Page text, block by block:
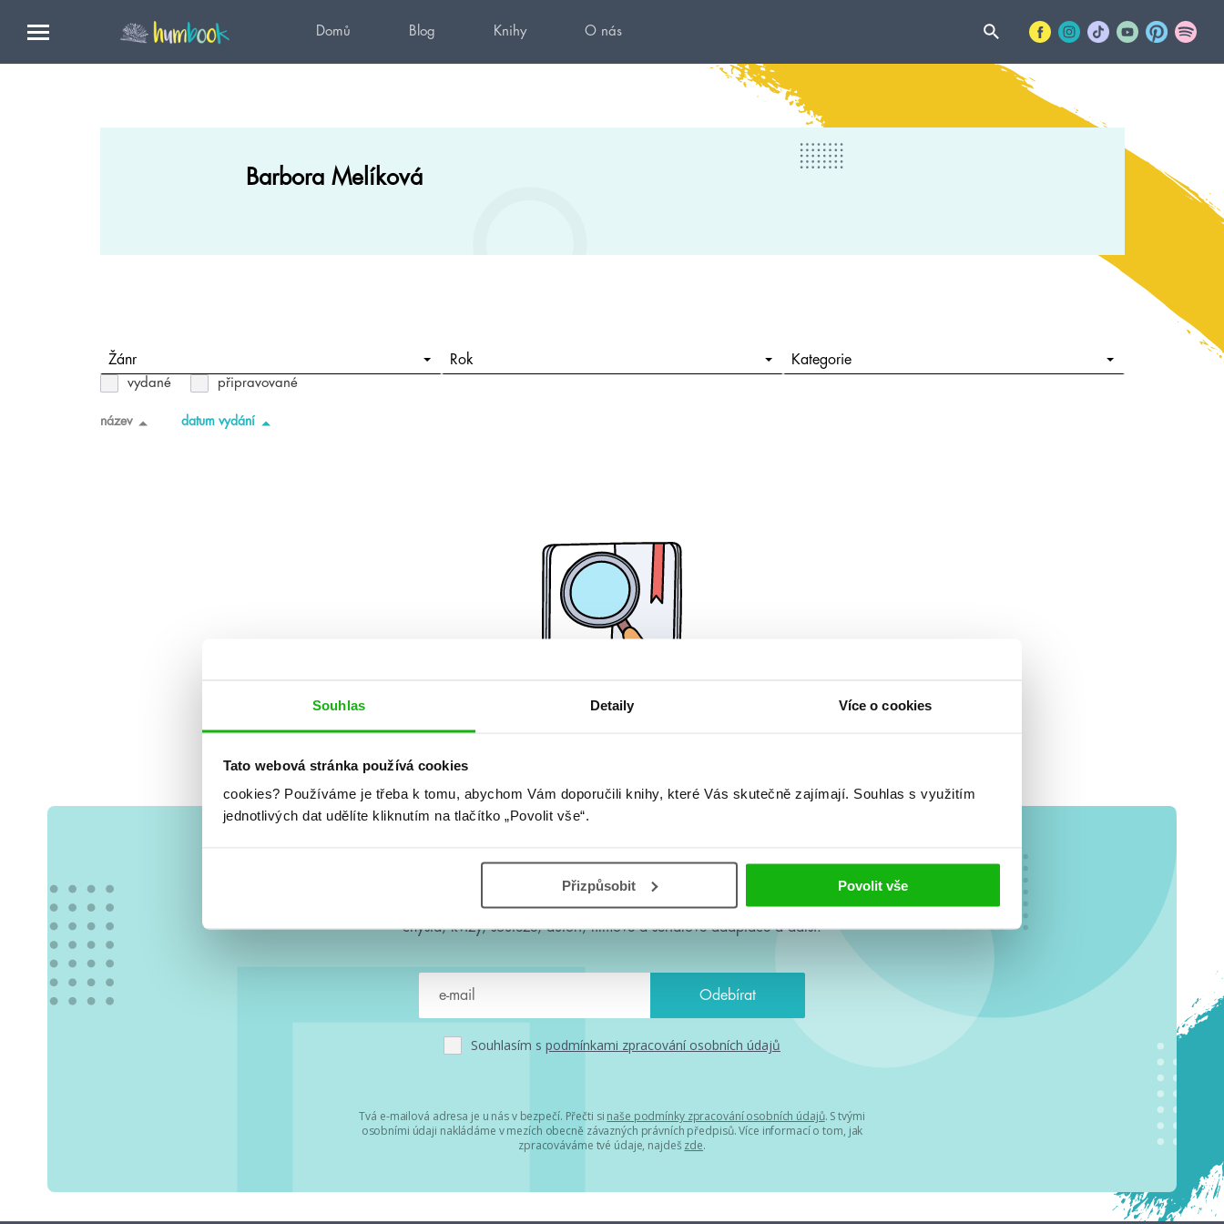
Souhlas Detaily Více o cookies
Tato webová stránka používá cookies
cookies? Používáme je třeba k tomu, abychom Vám doporučili knihy, které Vás skutečně zajímají. Souhlas s využitím
jednotlivých dat udělíte kliknutím na tlačítko „Povolit vše“.
Přizpůsobit Povolit vše
Domů Blog Knihy O nás
Barbora Melíková
Žánr Rok Kategorie
vydané připravované
název datum vydání
#HumbookNews
Vše kolem #youngadult každý měsíc rovnou do mailu! Nové knihy, co se
chystá, kvízy, soutěže, autoři, filmové a seriálové adaptace a další.
Souhlasím s podmínkami zpracování osobních údajů
Tvá e-mailová adresa je u nás v bezpečí. Přečti si naše podmínky zpracování osobních údajů. S tvými
osobními údaji nakládáme v mezích obecně závazných právních předpisů. Více informací o tom, jak
zpracováváme tvé údaje, najdeš zde.